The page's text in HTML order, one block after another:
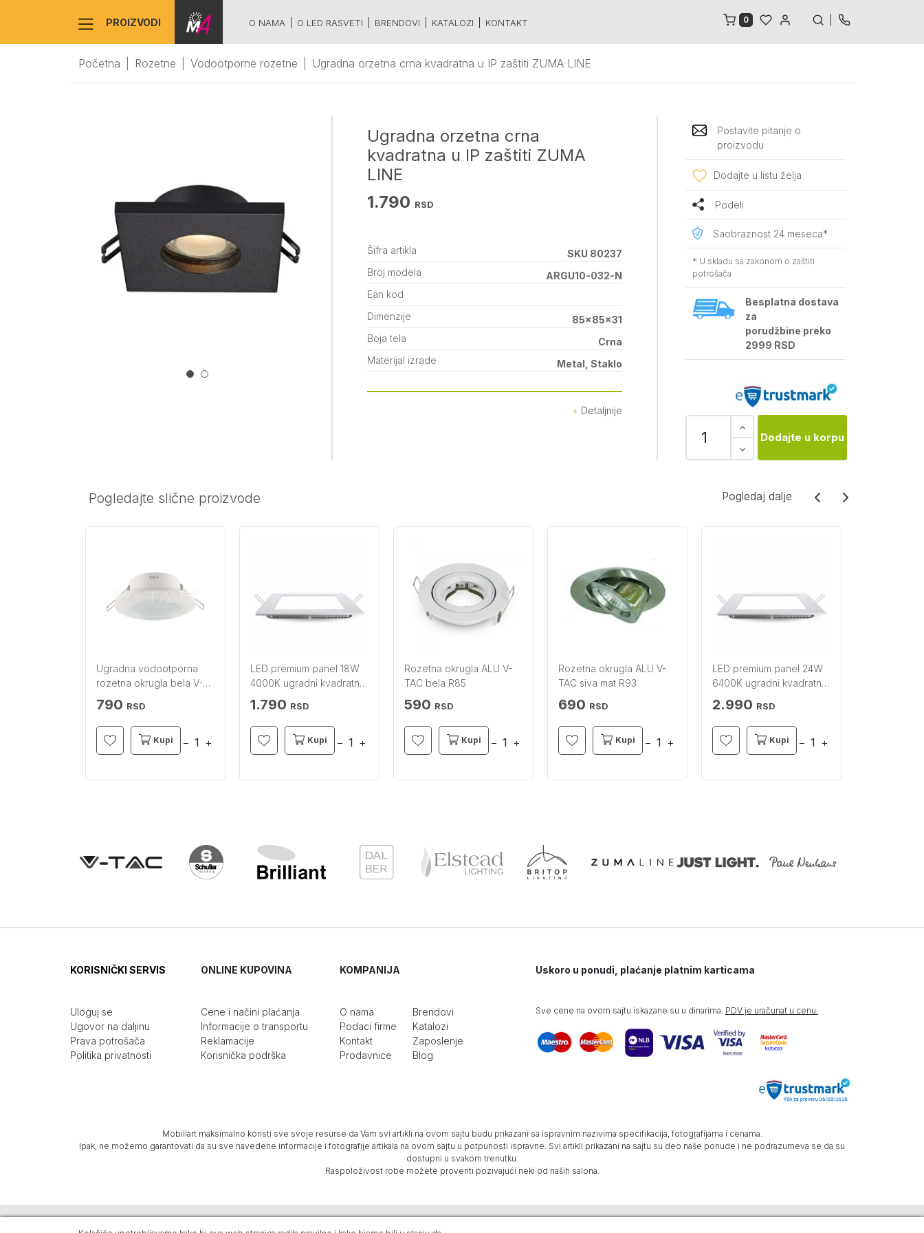
PROIZVODI O NAMA O LED RASVETI BRENDOVI KATALOZI KONTAKT 0
Početna Rozetne Vodootporne rozetne Ugradna orzetna crna kvadratna u IP zaštiti ZUMA LINE
Ugradna orzetna crna
kvadratna u IP zaštiti ZUMA
LINE
1.790 RSD
Šifra artikla
SKU 80237
Broj modela
ARGU10-032-N
Ean kod
Dimenzije
85x85x31
Boja tela
Crna
Materijal izrade
Metal, Staklo
Detaljnije
Postavite pitanje o
proizvodu
Dodajte u listu želja
Podeli
Saobraznost 24 meseca*
* U skladu sa zakonom o zaštiti
potrošača
Besplatna dostava
za
porudžbine preko
2999 RSD
Dodajte u korpu
Pogledajte slične proizvode Pogledaj dalje
Ugradna vodootporna
rozetna okrugla bela V-
TAC
790 RSD
Kupi − +
LED premium panel 18W
4000K ugradni kvadratni
V-TAC
1.790 RSD
Kupi − +
Rozetna okrugla ALU V-
TAC bela R85
590 RSD
Kupi − +
Rozetna okrugla ALU V-
TAC siva mat R93
690 RSD
Kupi − +
LED premium panel 24W
6400K ugradni kvadratni
V-TAC
2.990 RSD
Kupi − +
Pogledaj dalje
KORISNIČKI SERVIS
Uloguj se
Ugovor na daljinu
Prava potrošača
Politika privatnosti
ONLINE KUPOVINA
Cene i načini plaćanja
Informacije o transportu
Reklamacije
Korisnička podrška
KOMPANIJA
O nama
Podaci firme
Kontakt
Prodavnice
Brendovi
Katalozi
Zaposlenje
Blog
Uskoro u ponudi, plaćanje platnim karticama
Sve cene na ovom sajtu iskazane su u dinarima. PDV je uračunat u cenu.
Mobiliart maksimalno koristi sve svoje resurse da Vam svi artikli na ovom sajtu budu prikazani sa ispravnim nazivima specifikacija, fotografijama i cenama.
Ipak, ne možemo garantovati da su sve navedene informacije i fotografije artikala na ovom sajtu u potpunosti ispravne. Svi artikli prikazani na sajtu su deo naše ponude i ne podrazumeva se da su
dostupni u svakom trenutku.
Raspoloživost robe možete proveriti pozivajući neki od naših salona.